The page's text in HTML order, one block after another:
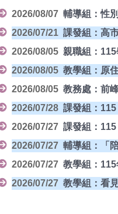
2026/08/07 輔導組：性
2026/07/21 課發組：高
2026/08/05 親職組：
2026/08/05 教學組：原
2026/08/05 教務處：前
2026/07/28 課發組：
2026/07/27 課發組：
2026/07/27 輔導組：「
2026/07/27 教學組：
2026/07/27 教學組：看